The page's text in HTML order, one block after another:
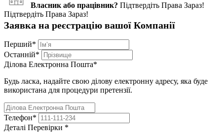
Власник або працівник? Підтвердіть Права Зараз!
Підтвердіть Права Зараз!
Заявка на реєстрацію вашої Компанії
Перший*
Останній*
Ділова Електронна Пошта*
Будь ласка, надайте свою ділову електронну адресу, яка буде
використана для процедури претензії.
Телефон*
Деталі Перевірки *